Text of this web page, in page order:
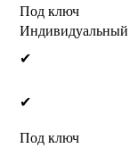
Под ключ
Индивидуальный
✔
✔
Под ключ